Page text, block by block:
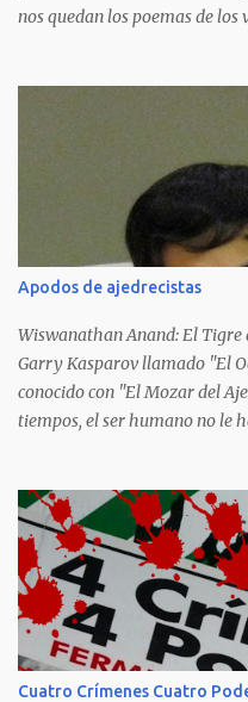
nos quedan los poemas de los
acariciaron la causa nacional
Apodos de ajedrecistas
Wiswanathan Anand: El Tigre
Garry Kasparov llamado "El
conocido con "El Mozar del
tiempos, el ser humano no le
hemos tenido una serie de
algunos casos muy
algunos de los nombres de
El Preceptor Germánico y el
Henrry Blackburne: La
Tigre de Madras. Tiran
Hierro. El Maestro de la
Cuatro Crímenes Cuatro